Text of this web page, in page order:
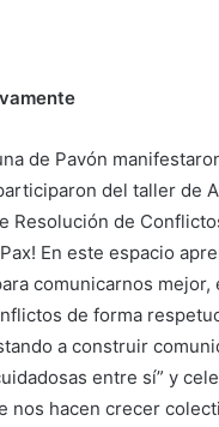
de Pavón
del taller de
Resolución de
En este espacio
comunicarnos mejor,
de forma
a construir
entre sí” y
nos hacen crecer